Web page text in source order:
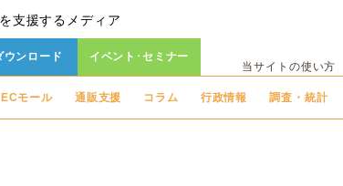
支援するメディア
ウンロード イベント･セミナー
当サイトの使い方
ECモール 通販支援 コラム 行政情報 調査・統計